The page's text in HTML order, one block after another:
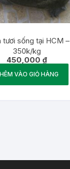
tươi sống tại HCM –
350k/kg
450,000 ₫
VÀO GIỎ HÀNG